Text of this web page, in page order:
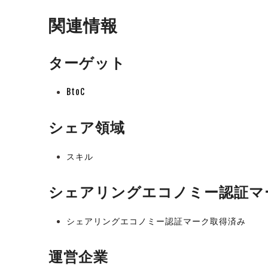
関連情報
ターゲット
BtoC
シェア領域
スキル
シェアリングエコノミー認証マ
シェアリングエコノミー認証マーク取得済み
運営企業